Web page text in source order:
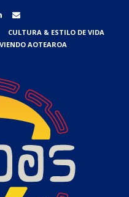
CULTURA & ESTILO DE VIDA
AOTEAROA